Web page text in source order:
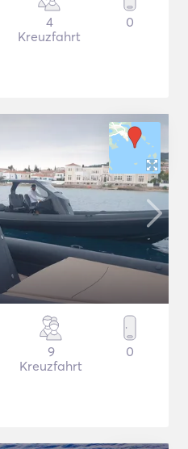
4
Kreuzfahrt
0
9
Kreuzfahrt
0